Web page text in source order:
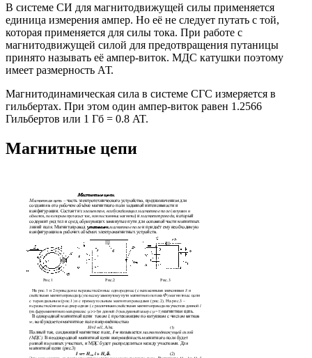
В системе СИ для магнитодвижущей силы применяется
единица измерения ампер. Но её не следует путать с той,
которая применяется для силы тока. При работе с
магнитодвижущей силой для предотвращения путаницы
принято называть её ампер-виток. МДС катушки поэтому
имеет размерность АТ.
Магнитодинамическая сила в системе СГС измеряется в
гильбертах. При этом один ампер-виток равен 1.2566
Гильбертов или 1 Гб = 0.8 AT.
Магнитные цепи